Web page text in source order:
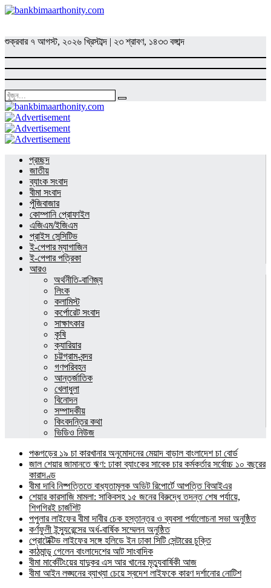
শুক্রবার ৭ আগস্ট, ২০২৬ খ্রিস্টাব্দ | ২৩ শ্রাবণ, ১৪৩৩ বঙ্গাব্দ
প্রচ্ছদ
জাতীয়
ব্যাংক সংবাদ
বীমা সংবাদ
পুঁজিবাজার
কোম্পানি প্রোফাইল
এজিএম/ইজিএম
প্রাইস সেন্সিটিভ
ই-পেপার ম্যাগাজিন
ই-পেপার পত্রিকা
আরও
অর্থনীতি-বাণিজ্য
লিংক
কলামিস্ট
কর্পোরেট সংবাদ
সাক্ষাৎকার
কৃষি
ক্যারিয়ার
চট্টগ্রাম-বন্দর
গণপরিবহন
আন্তর্জাতিক
খেলাধুলা
বিনোদন
সম্পাদকীয়
কিংবদন্তির কথা
ভিডিও নিউজ
পঞ্চগড়ের ১৯ চা কারখানার অনুমোদনের মেয়াদ বাড়াল বাংলাদেশ চা বোর্ড
জাল শেয়ার জামানতে ঋণ: ঢাকা ব্যাংকের সাবেক চার কর্মকর্তার সর্বোচ্চ ১০ বছরের
কারাদণ্ড
বীমা দাবি নিষ্পত্তিতে বাধ্যতামূলক অডিট রিপোর্টে আপত্তি বিআইএর
শেয়ার কারসাজি মামলা: সাকিবসহ ১৫ জনের বিরুদ্ধে তদন্ত শেষ পর্যায়ে,
শিগগিরই চার্জশিট
পপুলার লাইফের বীমা দাবীর চেক হস্তান্তর ও ব্যবসা পর্যালোচনা সভা অনুষ্ঠিত
কর্ণফুলী ইন্স্যুরেন্সের অর্ধ-বার্ষিক সম্মেলন অনুষ্ঠিত
প্রোটেক্টিভ লাইফের সঙ্গে হলিডে ইন ঢাকা সিটি সেন্টারের চুক্তি
কাঠমান্ডু গেলেন বাংলাদেশের আট সাংবাদিক
বীমা মার্কেটিংয়ের যাদুকর এস আর খানের মৃত্যুবার্ষিকী আজ
বীমা আইন লঙ্ঘনের ব্যাখ্যা চেয়ে স্বদেশ লাইফকে কারণ দর্শানোর নোটিশ